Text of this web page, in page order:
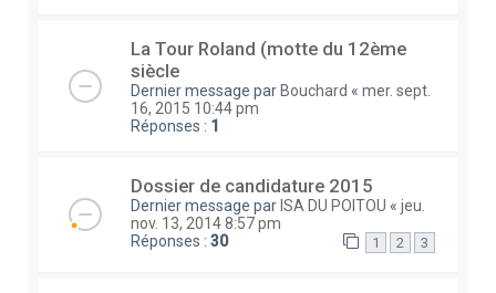
La Tour Roland (motte du 12ème
siècle
Dernier message par Bouchard « mer. sept.
16, 2015 10:44 pm
Réponses : 1
Dossier de candidature 2015
Dernier message par ISA DU POITOU « jeu.
nov. 13, 2014 8:57 pm
Réponses : 30 1 2 3